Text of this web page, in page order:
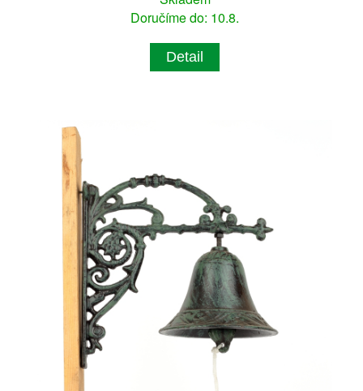
Doručíme do: 10.8.
Detail